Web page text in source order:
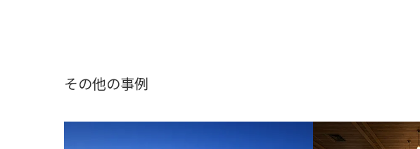
その他の事例